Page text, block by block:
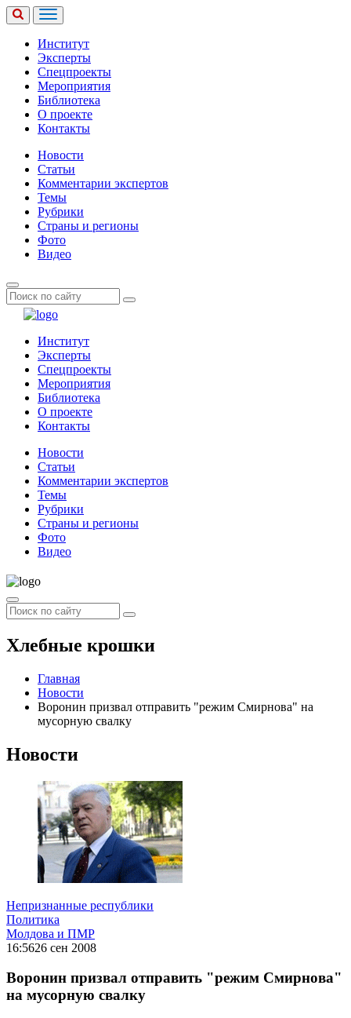
Институт
Эксперты
Спецпроекты
Мероприятия
Библиотека
О проекте
Контакты
Новости
Статьи
Комментарии экспертов
Темы
Рубрики
Страны и регионы
Фото
Видео
Институт
Эксперты
Спецпроекты
Мероприятия
Библиотека
О проекте
Контакты
Новости
Статьи
Комментарии экспертов
Темы
Рубрики
Страны и регионы
Фото
Видео
Хлебные крошки
Главная
Новости
Воронин призвал отправить "режим Смирнова" на
мусорную свалку
Новости
Непризнанные республики
Политика
Молдова и ПМР
16:5626 сен 2008
Воронин призвал отправить "режим Смирнова"
на мусорную свалку